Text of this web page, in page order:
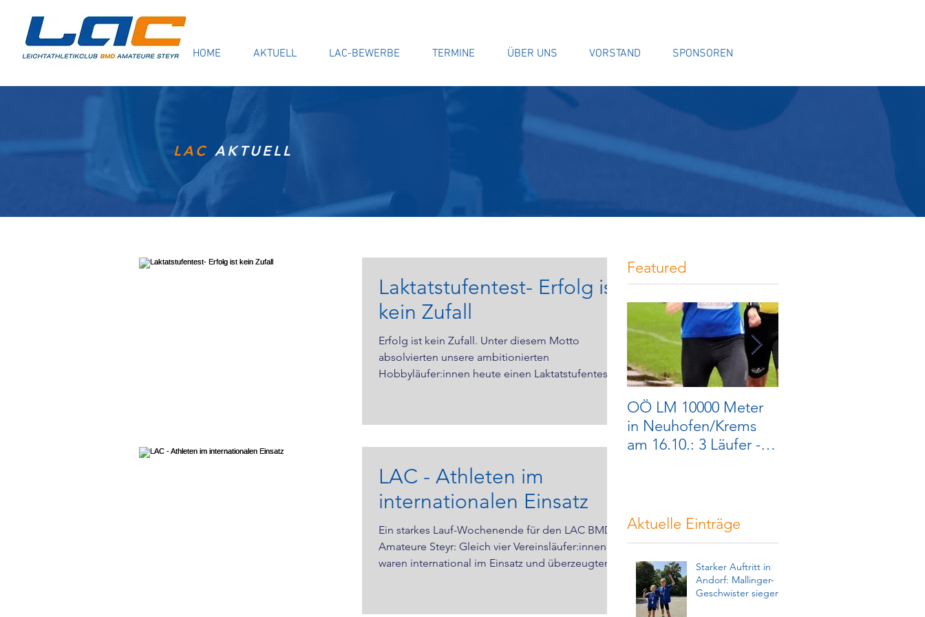
HOME AKTUELL LAC-BEWERBE TERMINE ÜBER UNS VORSTAND SPONSOREN
Empfohlene Einträge
LAC AKTUELL
Laktatstufentest- Erfolg ist
kein Zufall
Erfolg ist kein Zufall. Unter diesem Motto
absolvierten unsere ambitionierten
Hobbyläufer:innen heute einen Laktatstufentest,
Bedingungen drehten unsere Sportler:innen
Test liefert wertvolle Daten über die individuelle
Ausdauerleistung und hilft dabei,
Trainingsbereiche exakt festzulegen – damit
jede:r seine persönliche
LAC - Athleten im
internationalen Einsatz
Ein starkes Lauf-Wochenende für den LAC BMD
Amateure Steyr: Gleich vier Vereinsläufer:innen
waren international im Einsatz und überzeugten
das Ziel nach 2:43:36 Stunden. Auf der schnellen
Featured
OÖ LM 10000 Meter
in Neuhofen/Krems
am 16.10.: 3 Läufer - 3
Aktuelle Einträge
Starker Auftritt in
Andorf: Mallinger-
Geschwister siegen!